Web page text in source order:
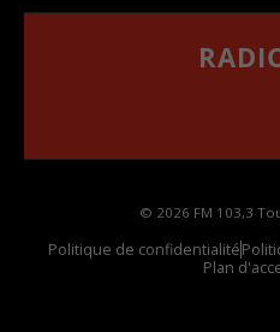
© 2026 FM 103,3
Politique de confidentialité
Plan